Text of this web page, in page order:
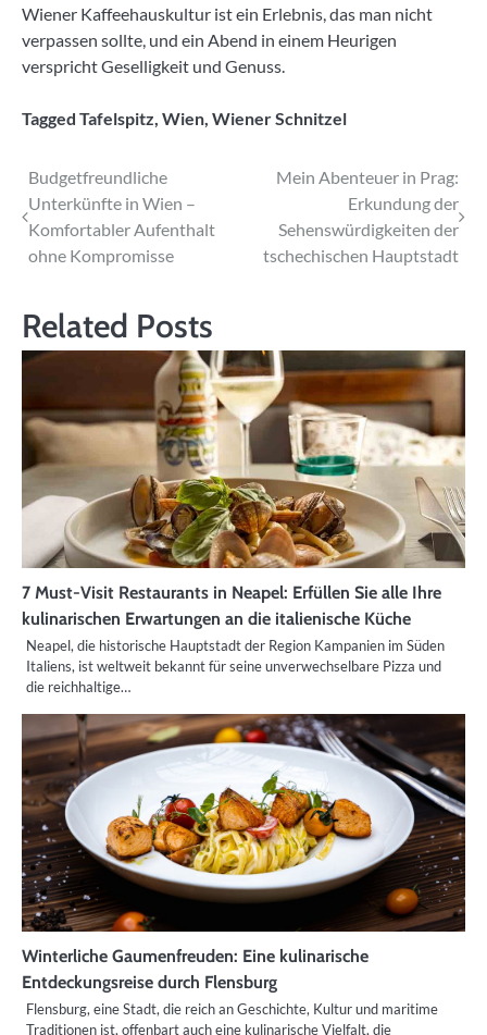
Wiener Kaffeehauskultur ist ein Erlebnis, das man nicht
verpassen sollte, und ein Abend in einem Heurigen
verspricht Geselligkeit und Genuss.
Tagged Tafelspitz, Wien, Wiener Schnitzel
Beitragsnavigation
Budgetfreundliche
Unterkünfte in Wien –
Komfortabler Aufenthalt
ohne Kompromisse
Mein Abenteuer in Prag:
Erkundung der
Sehenswürdigkeiten der
tschechischen Hauptstadt
Related Posts
7 Must-Visit Restaurants in Neapel: Erfüllen Sie alle Ihre
kulinarischen Erwartungen an die italienische Küche
Neapel, die historische Hauptstadt der Region Kampanien im Süden
Italiens, ist weltweit bekannt für seine unverwechselbare Pizza und
die reichhaltige…
Winterliche Gaumenfreuden: Eine kulinarische
Entdeckungsreise durch Flensburg
Flensburg, eine Stadt, die reich an Geschichte, Kultur und maritime
Traditionen ist, offenbart auch eine kulinarische Vielfalt, die